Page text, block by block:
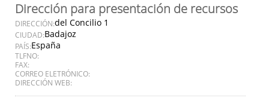
Dirección para presentación de recursos
DIRECCIÓN:del Concilio 1
CIUDAD:Badajoz
PAÍS:España
TLFNO:
FAX:
CORREO ELETRÓNICO:
DIRECCIÓN WEB: